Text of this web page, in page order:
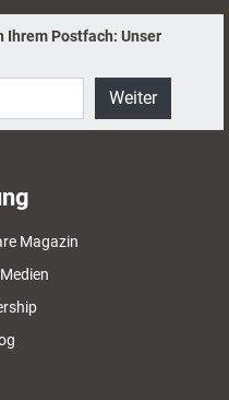
Ihrem Postfach: Unser
Weiter
Magazin